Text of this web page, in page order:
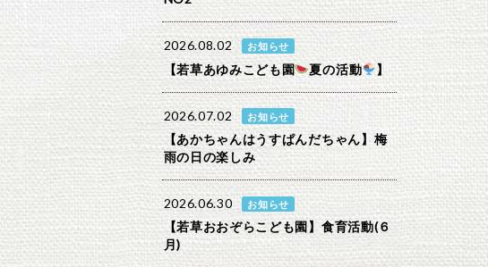
2026.08.02 お知らせ
【若草あゆみこども園 夏の活動 】
2026.07.02 お知らせ
【あかちゃんはうすぱんだちゃん】梅
雨の日の楽しみ
2026.06.30 お知らせ
【若草おおぞらこども園】食育活動(６
月)